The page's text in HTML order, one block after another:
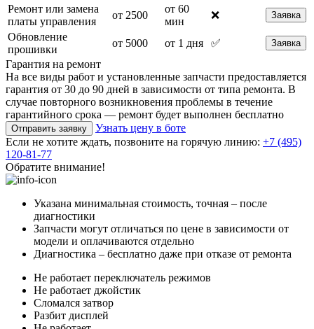
Ремонт или замена
платы управления
от 2500
от 60
мин
❌ Заявка
Обновление
прошивки
от 5000 от 1 дня ✅ Заявка
Гарантия на ремонт
На все виды работ и установленные запчасти предоставляется
гарантия от 30 до 90 дней в зависимости от типа ремонта. В
случае повторного возникновения проблемы в течение
гарантийного срока — ремонт будет выполнен бесплатно
Отправить заявку
Узнать цену в боте
Если не хотите ждать, позвоните на горячую линию: +7 (495)
120-81-77
Обратите внимание!
Указана минимальная стоимость, точная – после
диагностики
Запчасти могут отличаться по цене в зависимости от
модели и оплачиваются отдельно
Диагностика – бесплатно даже при отказе от ремонта
Не работает переключатель режимов
Не работает джойстик
Сломался затвор
Разбит дисплей